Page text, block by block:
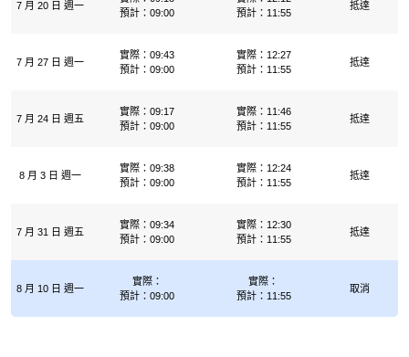
7 月 20 日 週一
預計：09:00
預計：11:55
抵達
7 月 27 日 週一
實際：09:43
預計：09:00
實際：12:27
預計：11:55
抵達
7 月 24 日 週五
實際：09:17
預計：09:00
實際：11:46
預計：11:55
抵達
8 月 3 日 週一
實際：09:38
預計：09:00
實際：12:24
預計：11:55
抵達
7 月 31 日 週五
實際：09:34
預計：09:00
實際：12:30
預計：11:55
抵達
8 月 10 日 週一
實際：
預計：09:00
實際：
預計：11:55
取消